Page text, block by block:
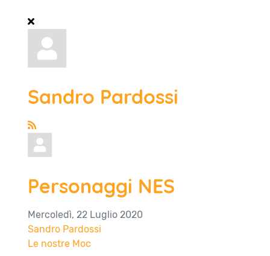
Sandro Pardossi
Personaggi NES
Mercoledì, 22 Luglio 2020
Sandro Pardossi
Le nostre Moc